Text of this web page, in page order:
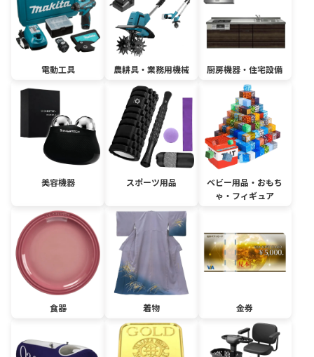
電動工具 農耕具・業務用機械 厨房機器・住宅設備
美容機器 スポーツ用品
ベビー用品・おもち
ゃ・フィギュア
食器 着物 金券